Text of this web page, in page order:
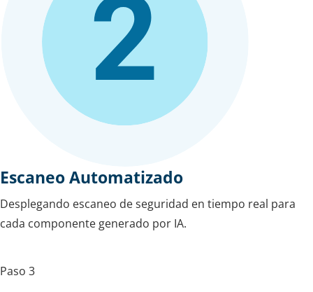
Escaneo Automatizado
Desplegando escaneo de seguridad en tiempo real para
cada componente generado por IA.
Paso 3